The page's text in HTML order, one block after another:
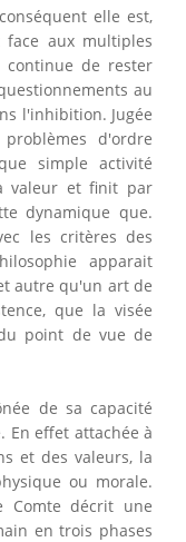
elle est,
aux multiples
de rester
au
l'inhibition. Jugée
d'ordre
simple activité
valeur et finit par
dynamique que.
les critères des
apparait
autre qu'un art de
que la visée
point de vue de
de sa capacité
effet attachée à
et des valeurs, la
ou morale.
Comte décrit une
en trois phases